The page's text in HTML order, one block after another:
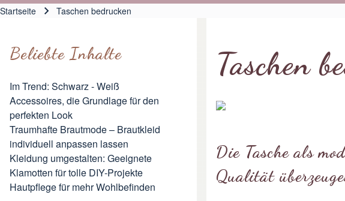
Startseite Taschen bedrucken
Beliebte Inhalte
Im Trend: Schwarz - Weiß
Accessoires, die Grundlage für den
perfekten Look
Traumhafte Brautmode – Brautkleid
individuell anpassen lassen
Kleidung umgestalten: Geeignete
Klamotten für tolle DIY-Projekte
Hautpflege für mehr Wohlbefinden
Taschen
Die Tasche als
Qualität